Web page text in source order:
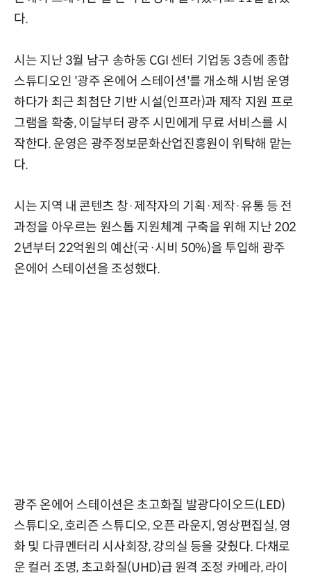
다.
시는 지난 3월 남구 송하동 CGI 센터 기업동 3층에 종합
스튜디오인 '광주 온에어 스테이션'를 개소해 시범 운영
하다가 최근 최첨단 기반 시설(인프라)과 제작 지원 프로
그램을 확충, 이달부터 광주 시민에게 무료 서비스를 시
작한다. 운영은 광주정보문화산업진흥원이 위탁해 맡는
다.
시는 지역 내 콘텐츠 창·제작자의 기획·제작·유통 등 전
과정을 아우르는 원스톱 지원체계 구축을 위해 지난 202
2년부터 22억원의 예산(국·시비 50%)을 투입해 광주
온에어 스테이션을 조성했다.
광주 온에어 스테이션은 초고화질 발광다이오드(LED)
스튜디오, 호리즌 스튜디오, 오픈 라운지, 영상편집실, 영
화 및 다큐멘터리 시사회장, 강의실 등을 갖췄다. 다채로
운 컬러 조명, 초고화질(UHD)급 원격 조정 카메라, 라이